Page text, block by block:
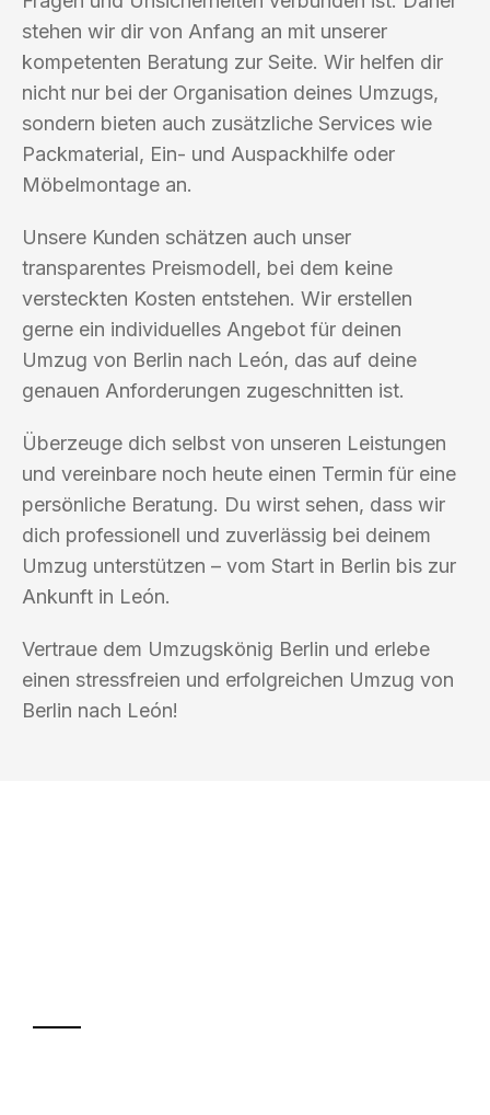
stehen wir dir von Anfang an mit unserer
kompetenten Beratung zur Seite. Wir helfen dir
nicht nur bei der Organisation deines Umzugs,
sondern bieten auch zusätzliche Services wie
Packmaterial, Ein- und Auspackhilfe oder
Möbelmontage an.
Unsere Kunden schätzen auch unser
transparentes Preismodell, bei dem keine
versteckten Kosten entstehen. Wir erstellen
gerne ein individuelles Angebot für deinen
Umzug von Berlin nach León, das auf deine
genauen Anforderungen zugeschnitten ist.
Überzeuge dich selbst von unseren Leistungen
und vereinbare noch heute einen Termin für eine
persönliche Beratung. Du wirst sehen, dass wir
dich professionell und zuverlässig bei deinem
Umzug unterstützen – vom Start in Berlin bis zur
Ankunft in León.
Vertraue dem Umzugskönig Berlin und erlebe
einen stressfreien und erfolgreichen Umzug von
Berlin nach León!